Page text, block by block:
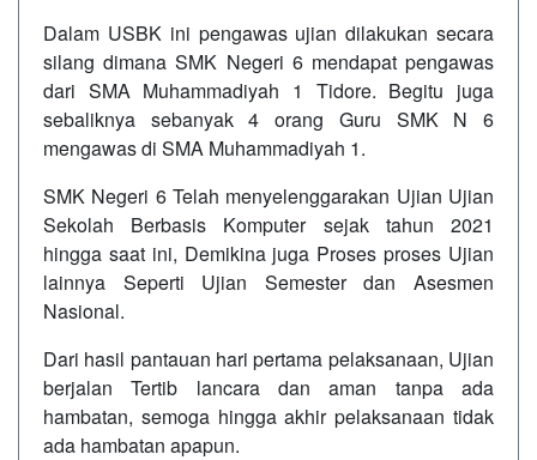
Dalam USBK ini pengawas ujian dilakukan secara
silang dimana SMK Negeri 6 mendapat pengawas
dari SMA Muhammadiyah 1 Tidore. Begitu juga
sebaliknya sebanyak 4 orang Guru SMK N 6
mengawas di SMA Muhammadiyah 1.
SMK Negeri 6 Telah menyelenggarakan Ujian Ujian
Sekolah Berbasis Komputer sejak tahun 2021
hingga saat ini, Demikina juga Proses proses Ujian
lainnya Seperti Ujian Semester dan Asesmen
Nasional.
Dari hasil pantauan hari pertama pelaksanaan, Ujian
berjalan Tertib lancara dan aman tanpa ada
hambatan, semoga hingga akhir pelaksanaan tidak
ada hambatan apapun.